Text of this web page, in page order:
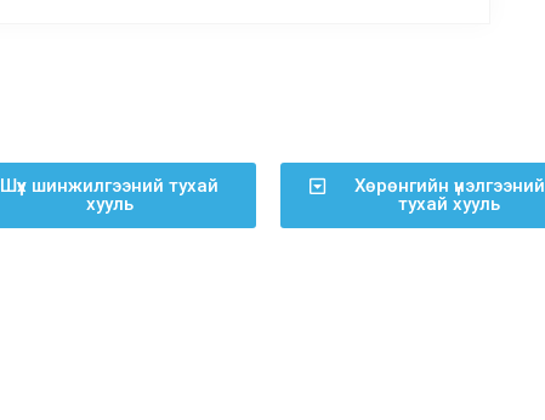
Шүүх шинжилгээний тухай
хууль
Хөрөнгийн үнэлгээний
тухай хууль